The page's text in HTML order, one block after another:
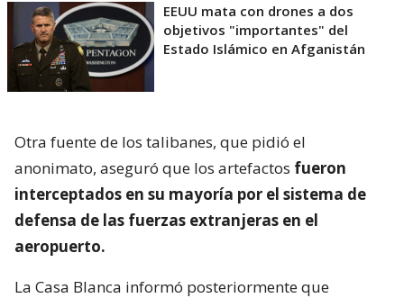
EEUU mata con drones a dos
objetivos "importantes" del
Estado Islámico en Afganistán
Otra fuente de los talibanes, que pidió el
anonimato, aseguró que los artefactos fueron
interceptados en su mayoría por el sistema de
defensa de las fuerzas extranjeras en el
aeropuerto.
La Casa Blanca informó posteriormente que